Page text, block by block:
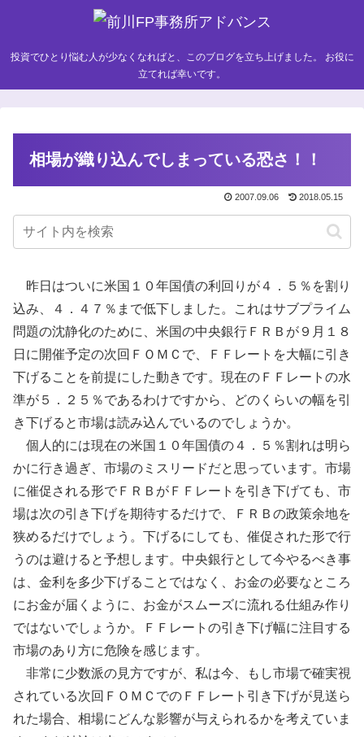
投資でひとり悩む人が少なくなればと、このブログを立ち上げました。 お役に
立てれば幸いです。
相場が織り込んでしまっている恐さ！！
2007.09.06 2018.05.15
昨日はついに米国１０年国債の利回りが４．５％を割り
込み、４．４７％まで低下しました。これはサブプライム
問題の沈静化のために、米国の中央銀行ＦＲＢが９月１８
日に開催予定の次回ＦＯＭＣで、ＦＦレートを大幅に引き
下げることを前提にした動きです。現在のＦＦレートの水
準が５．２５％であるわけですから、どのくらいの幅を引
き下げると市場は読み込んでいるのでしょうか。
個人的には現在の米国１０年国債の４．５％割れは明ら
かに行き過ぎ、市場のミスリードだと思っています。市場
に催促される形でＦＲＢがＦＦレートを引き下げても、市
場は次の引き下げを期待するだけで、ＦＲＢの政策余地を
狭めるだけでしょう。下げるにしても、催促された形で行
うのは避けると予想します。中央銀行として今やるべき事
は、金利を多少下げることではなく、お金の必要なところ
にお金が届くように、お金がスムーズに流れる仕組み作り
ではないでしょうか。ＦＦレートの引き下げ幅に注目する
市場のあり方に危険を感じます。
非常に少数派の見方ですが、私は今、もし市場で確実視
されている次回ＦＯＭＣでのＦＦレート引き下げが見送ら
れた場合、相場にどんな影響が与えられるかを考えていま